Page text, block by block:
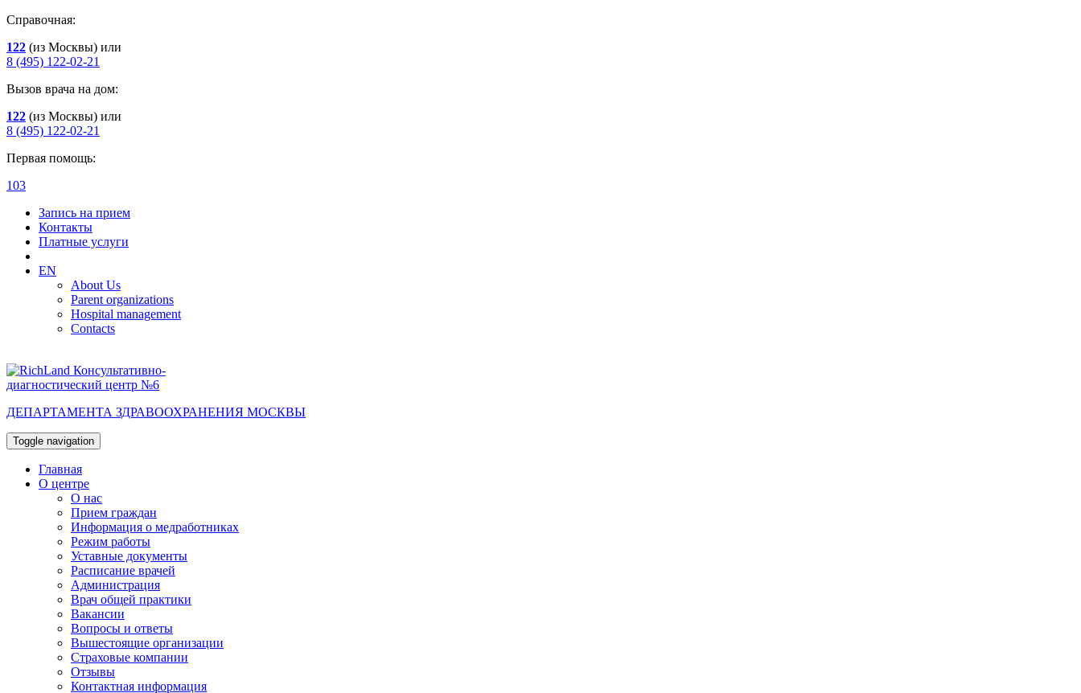
Справочная:
122 (из Москвы) или
8 (495) 122-02-21
Вызов врача на дом:
122 (из Москвы) или
8 (495) 122-02-21
Первая помощь:
103
Запись на прием
Контакты
Платные услуги
EN
About Us
Parent organizations
Hospital management
Contacts
Консультативно-
диагностический центр №6
ДЕПАРТАМЕНТА ЗДРАВООХРАНЕНИЯ МОСКВЫ
Toggle navigation
Главная
О центре
О нас
Прием граждан
Информация о медработниках
Режим работы
Уставные документы
Расписание врачей
Администрация
Врач общей практики
Вакансии
Вопросы и ответы
Вышестоящие организации
Страховые компании
Отзывы
Контактная информация